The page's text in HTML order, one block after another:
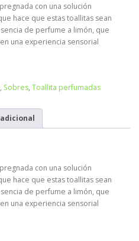
con una solución
hace que estas toallitas sean
de perfume a limón, que
una experiencia sensorial
, Sobres, Toallita perfumadas
con una solución
hace que estas toallitas sean
de perfume a limón, que
una experiencia sensorial